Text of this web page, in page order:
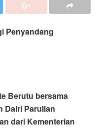
Penyandang
Berutu bersama
Dairi Parulian
dari Kementerian